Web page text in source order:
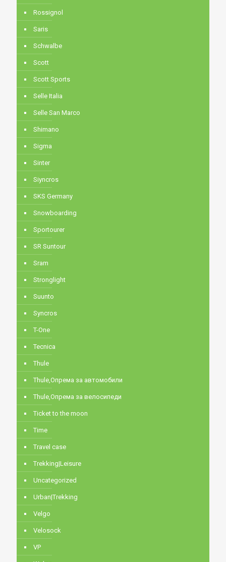
Rossignol
Saris
Schwalbe
Scott
Scott Sports
Selle Italia
Selle San Marco
Shimano
Sigma
Sinter
Siyncros
SKS Germany
Snowboarding
Sportourer
SR Suntour
Sram
Stronglight
Suunto
Syncros
T-One
Tecnica
Thule
Thule,Опрема за автомобили
Thule,Опрема за велосипеди
Ticket to the moon
Time
Travel case
Trekking|Leisure
Uncategorized
Urban|Trekking
Velgo
Velosock
VP